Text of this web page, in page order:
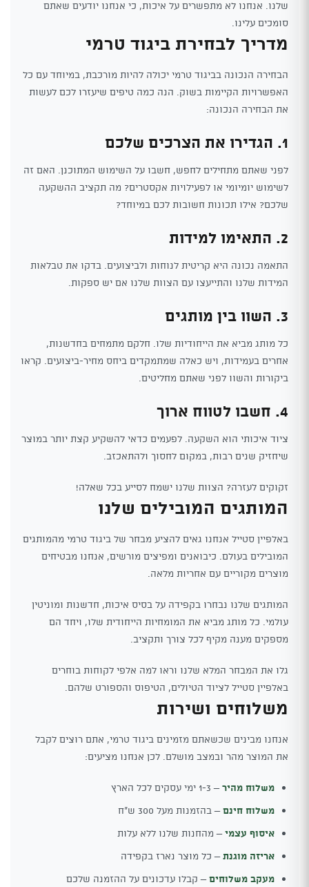
שלנו. אנחנו לא מתפשרים על איכות, כי אנחנו יודעים שאתם
סומכים עלינו.
מדריך לבחירת ביגוד טרמי
הבחירה הנכונה בביגוד טרמי יכולה להיות מורכבת, במיוחד עם כל
האפשרויות הקיימות בשוק. הנה כמה טיפים שיעזרו לכם לעשות
את הבחירה הנכונה:
1. הגדירו את הצרכים שלכם
לפני שאתם מתחילים לחפש, חשבו על השימוש המתוכנן. האם זה
לשימוש יומיומי או לפעילויות אקסטרים? מה תקציב ההשקעה
שלכם? אילו תכונות חשובות לכם במיוחד?
2. התאימו למידות
התאמה נכונה היא קריטית לנוחות ולביצועים. בדקו את טבלאות
המידות שלנו והתייעצו עם הצוות שלנו אם יש ספקות.
3. השוו בין מותגים
כל מותג מביא את הייחודיות שלו. חלקם מתמחים בחדשנות,
אחרים בעמידות, ויש כאלה שמתמקדים ביחס מחיר-ביצועים. קראו
ביקורות והשוו לפני שאתם מחליטים.
4. חשבו לטווח ארוך
ציוד איכותי הוא השקעה. לפעמים כדאי להשקיע קצת יותר במוצר
שיחזיק שנים רבות, במקום לחסוך ולהתאכזב.
זקוקים לעזרה? הצוות שלנו ישמח לסייע בכל שאלה!
המותגים המובילים שלנו
באלפיין סטייל אנחנו גאים להציע מבחר של ביגוד טרמי מהמותגים
המובילים בעולם. כיבואנים ומפיצים מורשים, אנחנו מבטיחים
מוצרים מקוריים עם אחריות מלאה.
המותגים שלנו נבחרו בקפידה על בסיס איכות, חדשנות ומוניטין
עולמי. כל מותג מביא את המומחיות הייחודית שלו, ויחד הם
מספקים מענה מקיף לכל צורך ותקציב.
גלו את המבחר המלא שלנו וראו למה אלפי לקוחות בוחרים
באלפיין סטייל לציוד הטיולים, הטיפוס והספורט שלהם.
משלוחים ושירות
אנחנו מבינים שכשאתם מזמינים ביגוד טרמי, אתם רוצים לקבל
את המוצר מהר ובמצב מושלם. לכן אנחנו מציעים:
משלוח מהיר– 1-3 ימי עסקים לכל הארץ
משלוח חינם– בהזמנות מעל 300 ש"ח
איסוף עצמי– מהחנות שלנו ללא עלות
אריזה מוגנת– כל מוצר נארז בקפידה
מעקב משלוחים– קבלו עדכונים על ההזמנה שלכם